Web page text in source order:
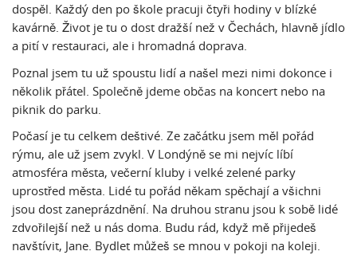
dospěl. Každý den po škole pracuji čtyři hodiny v blízké
kavárně. Život je tu o dost dražší než v Čechách, hlavně jídlo
a pití v restauraci, ale i hromadná doprava.
Poznal jsem tu už spoustu lidí a našel mezi nimi dokonce i
několik přátel. Společně jdeme občas na koncert nebo na
piknik do parku.
Počasí je tu celkem deštivé. Ze začátku jsem měl pořád
rýmu, ale už jsem zvykl. V Londýně se mi nejvíc líbí
atmosféra města, večerní kluby i velké zelené parky
uprostřed města. Lidé tu pořád někam spěchají a všichni
jsou dost zaneprázdnění. Na druhou stranu jsou k sobě lidé
zdvořilejší než u nás doma. Budu rád, když mě přijedeš
navštívit, Jane. Bydlet můžeš se mnou v pokoji na koleji.